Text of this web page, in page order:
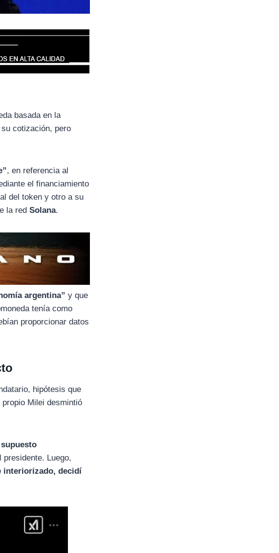
basada en la
cotización, pero
, en referencia al
el financiamiento
del token y otro a su
la redSolana.
argentina” y que
tenía como
proporcionar datos
hipótesis que
propio Milei desmintió
presidente. Luego,
interiorizado, decidí